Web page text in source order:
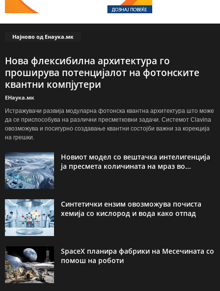
Најново од Енаука.мк
Нова флексибилна архитектура го
проширува потенцијалот на фотонските
квантни компјутери
ЕНаука.мк
Истражувачи развија модуларна фотонска квантна архитектура што може
да се приспособува на различни пресметковни задачи. Системот Clavina
овозможува и посигурно создавање квантни состојби важни за корекција
на грешки.
Новиот модел со вештачка интелигенција
ја пресмета количината на мраз во...
Синтетички ензим овозможува почиста
хемија со кислород и вода како отпад
SpaceX планира фабрики на Месечината со
помош на роботи